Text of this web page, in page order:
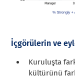
İçgörülerin ve
Kuruluşta
kültürünü